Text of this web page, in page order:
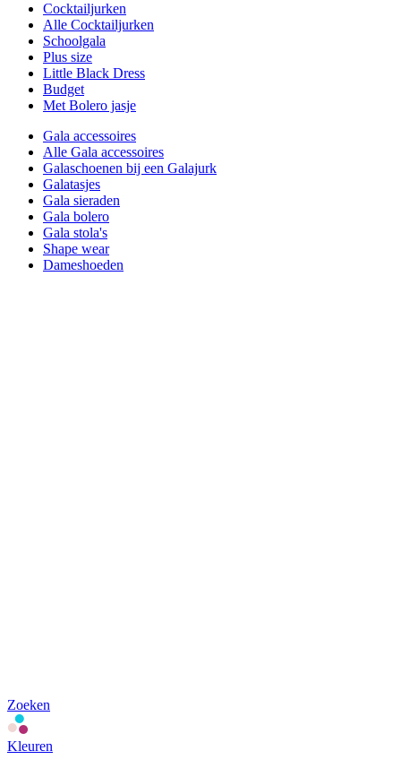
Cocktailjurken
Alle Cocktailjurken
Schoolgala
Plus size
Little Black Dress
Budget
Met Bolero jasje
Gala accessoires
Alle Gala accessoires
Galaschoenen bij een Galajurk
Galatasjes
Gala sieraden
Gala bolero
Gala stola's
Shape wear
Dameshoeden
Zoeken
Kleuren